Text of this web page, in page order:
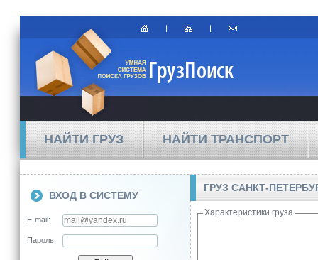
НАЙТИ ГРУЗ НАЙТИ ТРАНСПОРТ
ВХОД В СИСТЕМУ
E-mail:
Пароль:
ГРУЗ САНКТ-
Характеристики груза